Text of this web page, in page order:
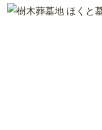
八ヶ岳を望む美しいロ
です。「最終的には